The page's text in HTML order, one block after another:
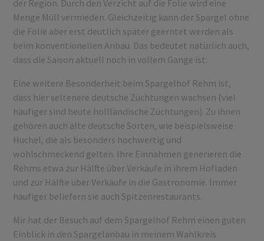
der Region. Durch den Verzicht auf die Folie wird eine
Menge Müll vermieden. Gleichzeitig kann der Spargel ohne
die Folie aber erst deutlich später geerntet werden als
beim konventionellen Anbau. Das bedeutet natürlich auch,
dass die Saison aktuell noch in vollem Gange ist.
Eine weitere Besonderheit beim Spargelhof Rehm ist,
dass hier seltenere deutsche Züchtungen wachsen (viel
häufiger sind heute hollländische Züchtungen). Zu ihnen
gehören auch alte deutsche Sorten, wie beispielsweise
Huchel, die als besonders hochwertig und
wohlschmeckend gelten. Ihre Einnahmen generieren die
Rehms etwa zur Hälfte über Verkäufe in ihrem Hofladen
und zur Hälfte über Verkäufe in die Gastronomie. Immer
häufiger beliefern sie auch Spitzenrestaurants.
Mir hat der Besuch auf dem Spargelhof Rehm einen guten
Einblick in den Spargelanbau in meinem Wahlkreis